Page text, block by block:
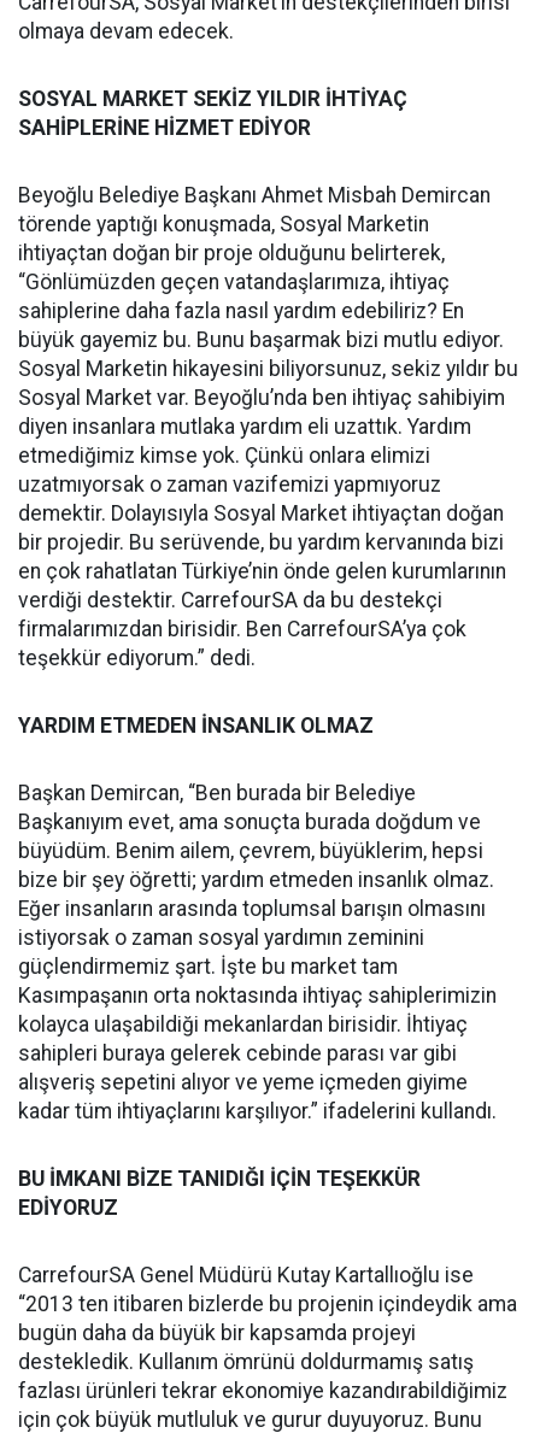
olmaya devam edecek.
SOSYAL MARKET SEKİZ YILDIR İHTİYAÇ
SAHİPLERİNE HİZMET EDİYOR
Beyoğlu Belediye Başkanı Ahmet Misbah Demircan
törende yaptığı konuşmada, Sosyal Marketin
ihtiyaçtan doğan bir proje olduğunu belirterek,
“Gönlümüzden geçen vatandaşlarımıza, ihtiyaç
sahiplerine daha fazla nasıl yardım edebiliriz? En
büyük gayemiz bu. Bunu başarmak bizi mutlu ediyor.
Sosyal Marketin hikayesini biliyorsunuz, sekiz yıldır bu
Sosyal Market var. Beyoğlu’nda ben ihtiyaç sahibiyim
diyen insanlara mutlaka yardım eli uzattık. Yardım
etmediğimiz kimse yok. Çünkü onlara elimizi
uzatmıyorsak o zaman vazifemizi yapmıyoruz
demektir. Dolayısıyla Sosyal Market ihtiyaçtan doğan
bir projedir. Bu serüvende, bu yardım kervanında bizi
en çok rahatlatan Türkiye’nin önde gelen kurumlarının
verdiği destektir. CarrefourSA da bu destekçi
firmalarımızdan birisidir. Ben CarrefourSA’ya çok
teşekkür ediyorum.” dedi.
YARDIM ETMEDEN İNSANLIK OLMAZ
Başkan Demircan, “Ben burada bir Belediye
Başkanıyım evet, ama sonuçta burada doğdum ve
büyüdüm. Benim ailem, çevrem, büyüklerim, hepsi
bize bir şey öğretti; yardım etmeden insanlık olmaz.
Eğer insanların arasında toplumsal barışın olmasını
istiyorsak o zaman sosyal yardımın zeminini
güçlendirmemiz şart. İşte bu market tam
Kasımpaşanın orta noktasında ihtiyaç sahiplerimizin
kolayca ulaşabildiği mekanlardan birisidir. İhtiyaç
sahipleri buraya gelerek cebinde parası var gibi
alışveriş sepetini alıyor ve yeme içmeden giyime
kadar tüm ihtiyaçlarını karşılıyor.” ifadelerini kullandı.
BU İMKANI BİZE TANIDIĞI İÇİN TEŞEKKÜR
EDİYORUZ
CarrefourSA Genel Müdürü Kutay Kartallıoğlu ise
“2013 ten itibaren bizlerde bu projenin içindeydik ama
bugün daha da büyük bir kapsamda projeyi
destekledik. Kullanım ömrünü doldurmamış satış
fazlası ürünleri tekrar ekonomiye kazandırabildiğimiz
için çok büyük mutluluk ve gurur duyuyoruz. Bunu